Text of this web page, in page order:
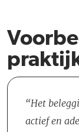
Het
actief en